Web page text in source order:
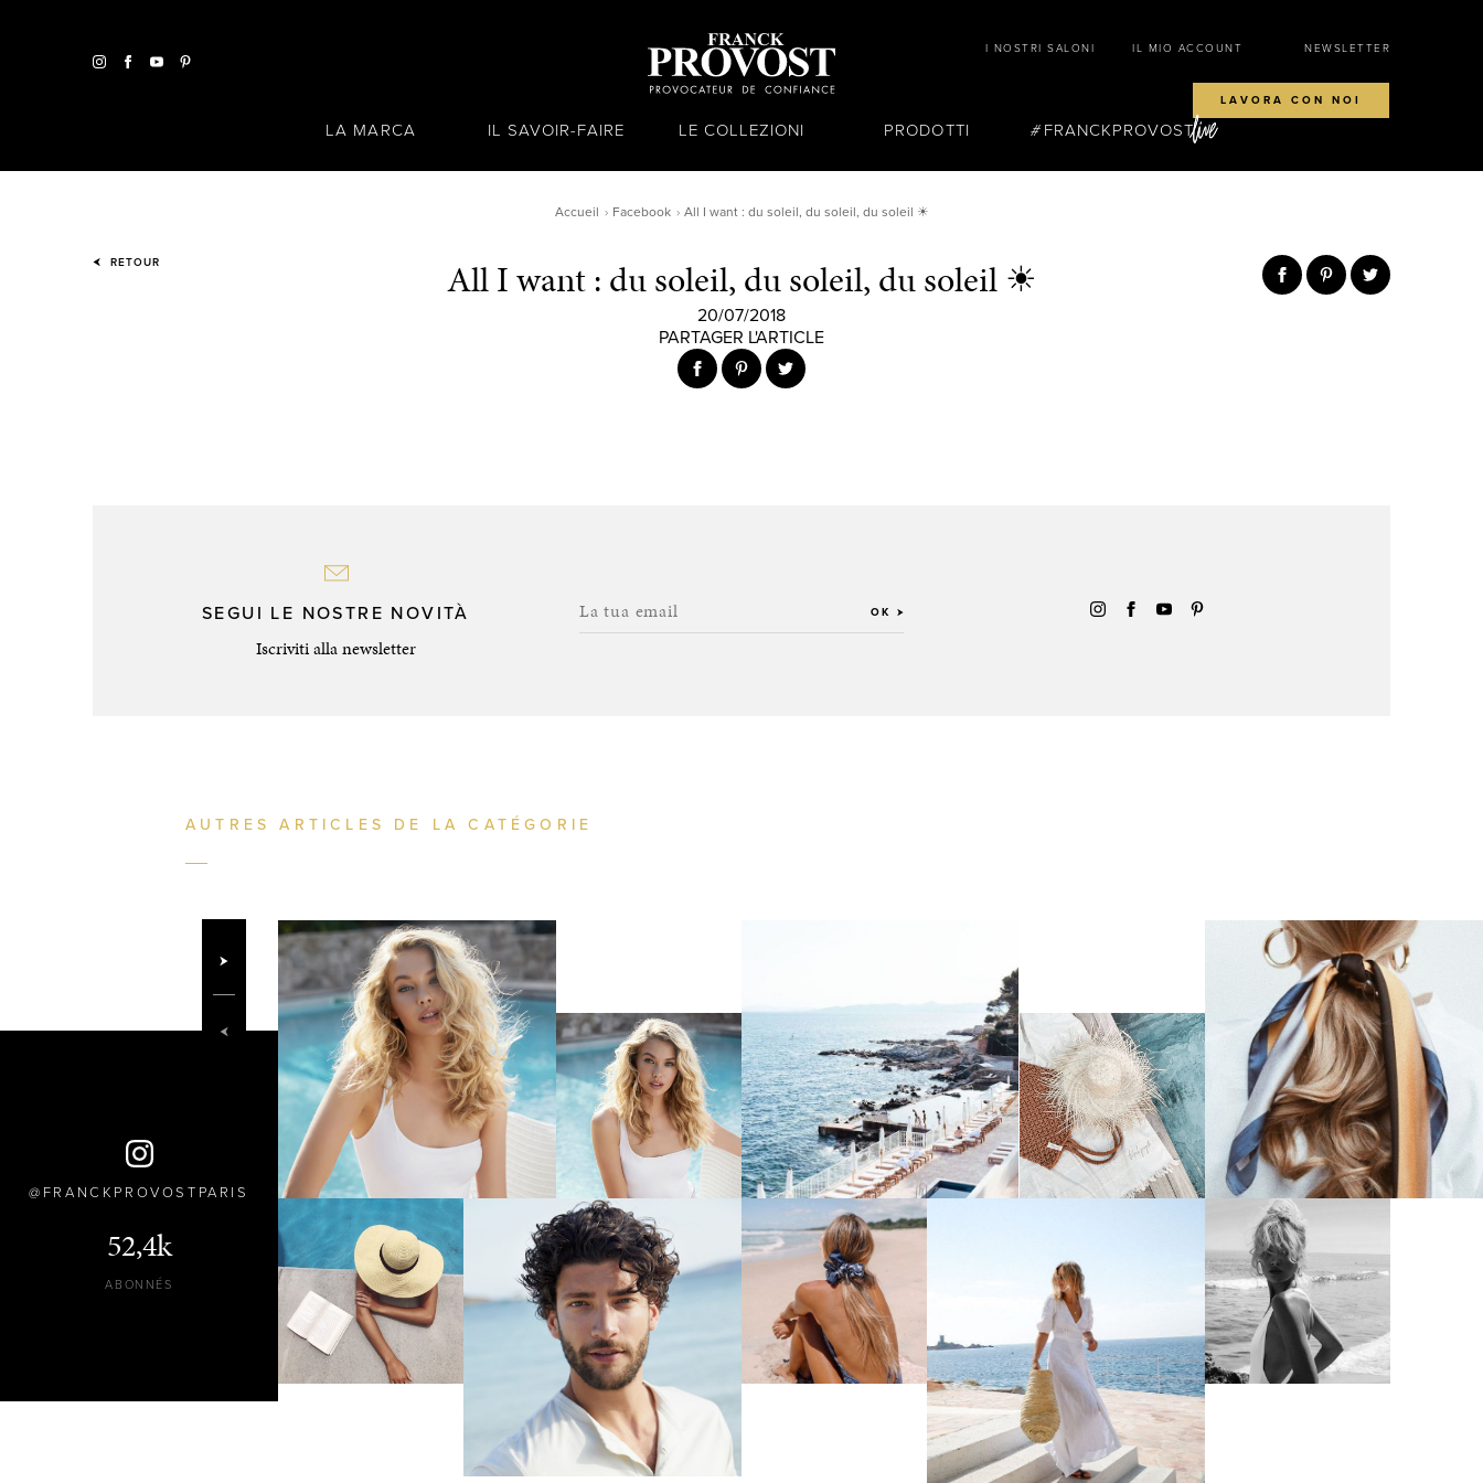
I NOSTRI SALONI IL MIO ACCOUNT NEWSLETTER
LAVORA CON NOI
LA MARCA IL SAVOIR-FAIRE LE COLLEZIONI PRODOTTI FRANCKPROVOST
Accueil Facebook All I want : du soleil, du soleil, du soleil ☀
RETOUR All I want : du soleil, du soleil, du soleil ☀
20/07/2018
PARTAGER L'ARTICLE
SEGUI LE NOSTRE NOVITÀ
Iscriviti alla newsletter
La tua email OK
AUTRES ARTICLES DE LA CATÉGORIE
FRANCKPROVOSTPARIS
52,4k
ABONNÉS